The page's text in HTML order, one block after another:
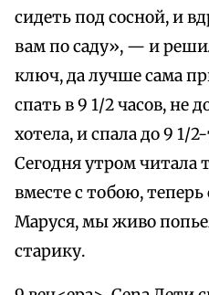
сидеть под сосной, и
вам по саду», — и
ключ, да лучше сама
спать в 9 1/2 часов, не
хотела, и спала до 9 1/
Сегодня утром читала
вместе с тобою, теперь
Маруся, мы живо
старику.